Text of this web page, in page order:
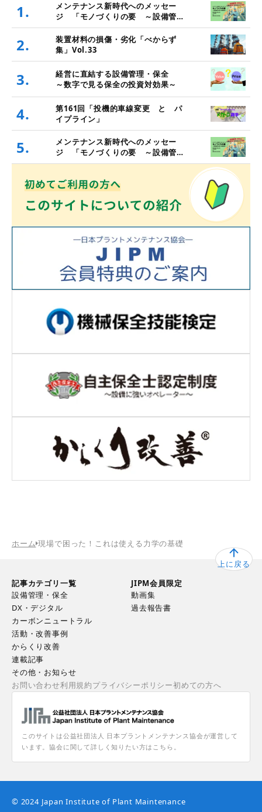
1.
メンテナンス新時代へのメッセー
ジ 「モノづくりの要 ～設備管
理・保全と価値創造～」
2.
装置材料の損傷・劣化「べからず
集」Vol.33
3.
経営に直結する設備管理・保全
～数字で見る保全の投資対効果～
4.
第161回「投機的車線変更 と パ
イプライン」
5.
メンテナンス新時代へのメッセー
ジ 「モノづくりの要 ～設備管
理・保全と価値創造～」
ホーム 現場で困った！これは使える力学の基礎
上に戻る
このサイトは公益社団法人 日本プラントメンテナンス協会が運営して
います。協会に関して詳しく知りたい方はこちら。
記事カテゴリ一覧
設備管理・保全
DX・デジタル
カーボンニュートラル
活動・改善事例
からくり改善
連載記事
その他・お知らせ
JIPM会員限定
動画集
過去報告書
お問い合わせ利用規約プライバシーポリシー初めての方へ
© 2024 Japan Institute of Plant Maintenance